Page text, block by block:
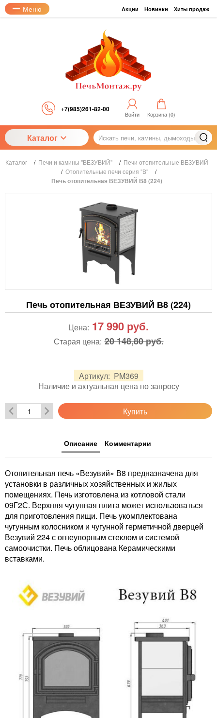
Меню Акции Новинки Хиты продаж
+7(985)261-82-00
Войти Корзина (0)
Каталог
Каталог / Печи и камины "ВЕЗУВИЙ" / Печи отопительные ВЕЗУВИЙ
/ Отопительные печи серия "В" /
Печь отопительная ВЕЗУВИЙ В8 (224)
Печь отопительная ВЕЗУВИЙ В8 (224)
Артикул: PM369
Наличие и актуальная цена по запросу
Цена: 17 990 руб.
Старая цена: 20 148,80 руб.
Купить
Описание Комментарии
Отопительная печь «Везувий» В8 предназначена для
установки в различных хозяйственных и жилых
помещениях. Печь изготовлена из котловой стали
09Г2С. Верхняя чугунная плита может использоваться
для приготовления пищи. Печь укомплектована
чугунным колосником и чугунной герметичной дверцей
Везувий 224 с огнеупорным стеклом и системой
самоочистки. Печь облицована Керамическими
вставками.